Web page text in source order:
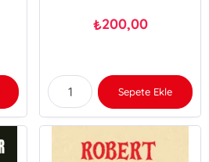
₺200,00
Sepete Ekle